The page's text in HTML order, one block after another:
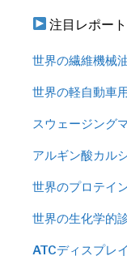
注目レポート
世界の繊維機械
世界の軽自動車
スウェージング
アルギン酸カル
世界のプロテイ
世界の生化学的
ATCディスプレ